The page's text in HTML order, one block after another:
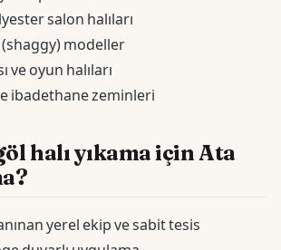
salon halıları
modeller
ve oyun halıları
ibadethane zeminleri
halı yıkama için Ata
yerel ekip ve sabit tesis